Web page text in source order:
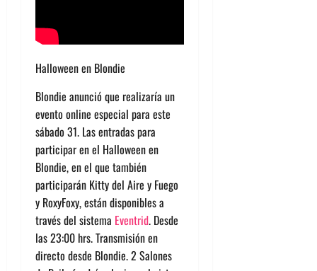
Halloween en Blondie
Blondie anunció que realizaría un
evento online especial para este
sábado 31. Las entradas para
participar en el Halloween en
Blondie, en el que también
participarán Kitty del Aire y Fuego
y RoxyFoxy, están disponibles a
través del sistema Eventrid. Desde
las 23:00 hrs. Transmisión en
directo desde Blondie. 2 Salones